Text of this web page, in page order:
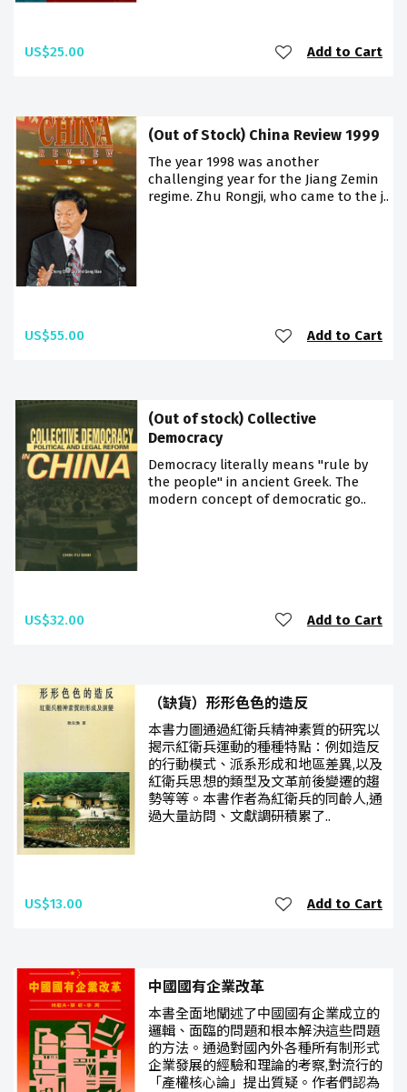
US$25.00 Add to Cart
(Out of Stock) China Review 1999
The year 1998 was another
challenging year for the Jiang Zemin
regime. Zhu Rongji, who came to the j..
US$55.00 Add to Cart
(Out of stock) Collective
Democracy
Democracy literally means "rule by
the people" in ancient Greek. The
modern concept of democratic go..
US$32.00 Add to Cart
（缺貨）形形色色的造反
本書力圖通過紅衛兵精神素質的研究以
揭示紅衛兵運動的種種特點：例如造反
的行動模式、派系形成和地區差異,以及
紅衛兵思想的類型及文革前後變遷的趨
勢等等。本書作者為紅衛兵的同齡人,通
過大量訪問、文獻調研積累了..
US$13.00 Add to Cart
中國國有企業改革
本書全面地闡述了中國國有企業成立的
邏輯、面臨的問題和根本解決這些問題
的方法。通過對國內外各種所有制形式
企業發展的經驗和理論的考察,對流行的
「產權核心論」提出質疑。作者們認為